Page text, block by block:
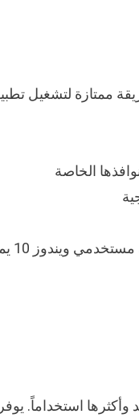
لتشغيل تطبيقات
الخاصة